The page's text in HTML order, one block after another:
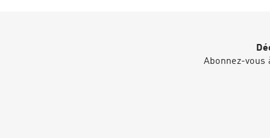
Abonnez-vous